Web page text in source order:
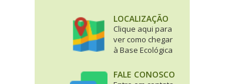
LOCALIZAÇÃO
Clique aqui para
ver como chegar
à Base Ecológica
FALE CONOSCO